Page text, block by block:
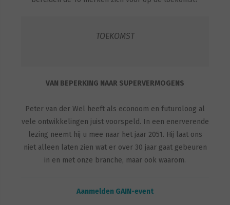
TOEKOMST
VAN BEPERKING NAAR SUPERVERMOGENS
Peter van der Wel heeft als econoom en futuroloog al
vele ontwikkelingen juist voorspeld. In een enerverende
lezing neemt hij u mee naar het jaar 2051. Hij laat ons
niet alleen laten zien wat er over 30 jaar gaat gebeuren
in en met onze branche, maar ook waarom.
Aanmelden GAIN-event